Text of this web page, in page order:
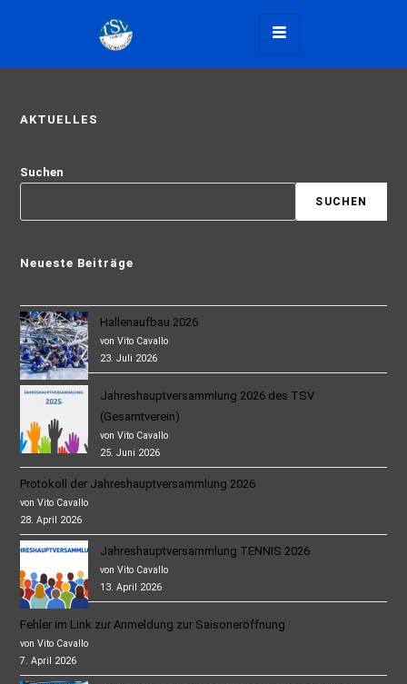
AKTUELLES
Suchen
SUCHEN
Neueste Beiträge
Hallenaufbau 2026
von Vito Cavallo
23. Juli 2026
Jahreshauptversammlung 2026 des TSV
(Gesamtverein)
von Vito Cavallo
25. Juni 2026
Protokoll der Jahreshauptversammlung 2026
von Vito Cavallo
28. April 2026
Jahreshauptversammlung TENNIS 2026
von Vito Cavallo
13. April 2026
Fehler im Link zur Anmeldung zur Saisoneröffnung
von Vito Cavallo
7. April 2026